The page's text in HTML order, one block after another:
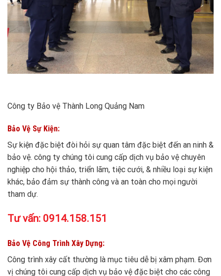
Công ty Bảo vệ Thành Long Quảng Nam
Bảo Vệ Sự Kiện:
Sự kiện đặc biệt đòi hỏi sự quan tâm đặc biệt đến an ninh &
bảo vệ. công ty chúng tôi cung cấp dịch vụ bảo vệ chuyên
nghiệp cho hội thảo, triển lãm, tiệc cưới, & nhiều loại sự kiện
khác, bảo đảm sự thành công và an toàn cho mọi người
tham dự.
Tư vấn: 0914.158.151
Bảo Vệ Công Trình Xây Dựng:
Công trình xây cất thường là mục tiêu dễ bị xâm phạm. Đơn
vị chúng tôi cung cấp dịch vụ bảo vệ đặc biệt cho các công